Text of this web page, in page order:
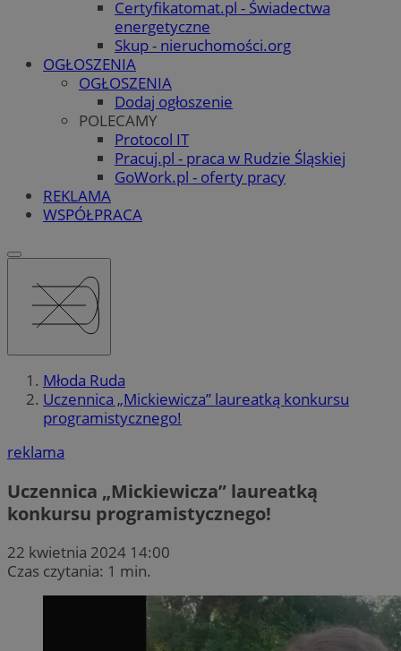
Certyfikatomat.pl - Świadectwa
energetyczne
Skup - nieruchomości.org
OGŁOSZENIA
OGŁOSZENIA
Dodaj ogłoszenie
POLECAMY
Protocol IT
Pracuj.pl - praca w Rudzie Śląskiej
GoWork.pl - oferty pracy
REKLAMA
WSPÓŁPRACA
Młoda Ruda
Uczennica „Mickiewicza” laureatką konkursu
programistycznego!
reklama
Uczennica „Mickiewicza” laureatką
konkursu programistycznego!
22 kwietnia 2024 14:00
Czas czytania: 1 min.